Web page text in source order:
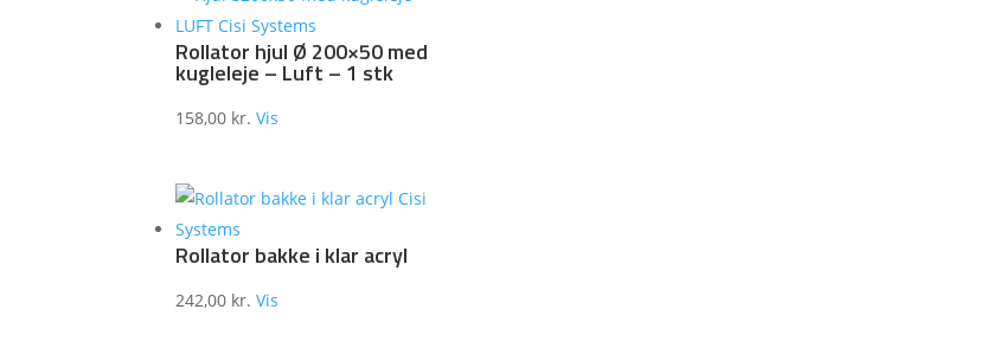
Rollator hjul Ø 200×50 med
kugleleje – Luft – 1 stk
158,00 kr. Vis
Rollator bakke i klar acryl
242,00 kr. Vis